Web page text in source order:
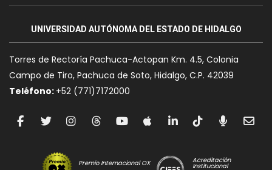
UNIVERSIDAD AUTÓNOMA DEL ESTADO DE HIDALGO
Torres de Rectoría Pachuca-Actopan Km. 4.5, Colonia
Campo de Tiro, Pachuca de Soto, Hidalgo, C.P. 42039
Teléfono: +52 (771)7172000
Premio Internacional OX Acreditación
Institucional